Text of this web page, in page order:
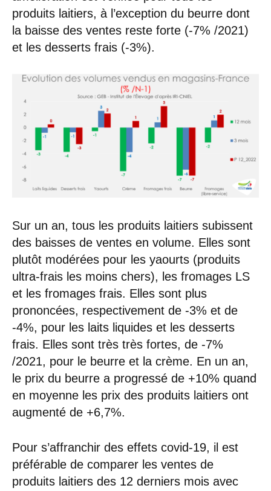
produits laitiers, à l’exception du beurre dont
la baisse des ventes reste forte (-7% /2021)
et les desserts frais (-3%).
Sur un an, tous les produits laitiers subissent
des baisses de ventes en volume. Elles sont
plutôt modérées pour les yaourts (produits
ultra-frais les moins chers), les fromages LS
et les fromages frais. Elles sont plus
prononcées, respectivement de -3% et de
-4%, pour les laits liquides et les desserts
frais. Elles sont très très fortes, de -7%
/2021, pour le beurre et la crème. En un an,
le prix du beurre a progressé de +10% quand
en moyenne les prix des produits laitiers ont
augmenté de +6,7%.
Pour s’affranchir des effets covid-19, il est
préférable de comparer les ventes de
produits laitiers des 12 derniers mois avec